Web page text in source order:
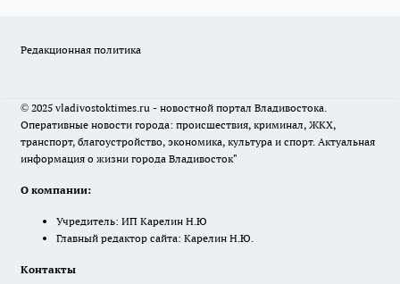
Редакционная политика
© 2025 vladivostoktimes.ru - новостной портал Владивостока.
Оперативные новости города: происшествия, криминал, ЖКХ,
транспорт, благоустройство, экономика, культура и спорт. Актуальная
информация о жизни города Владивосток"
О компании:
Учредитель: ИП Карелин Н.Ю
Главный редактор сайта: Карелин Н.Ю.
Контакты